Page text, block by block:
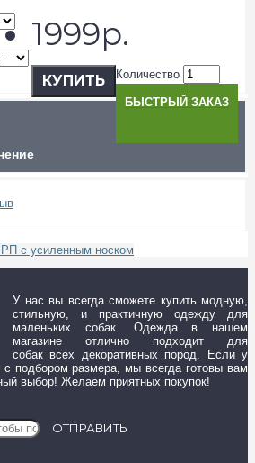
1999р.
Количество
КУПИТЬ
БЫСТРЫЙ ЗАКАЗ
с усиленным носком
У нас вы всегда сможете купить модную,
стильную, и практичную одежду для
маленьких собак. Одежда в нашем
магазине отлично подходит для
собак всех декоративных пород. Если у
с подбором размера, мы всегда готовы вам
выбор! Желаем приятных покупок!
ОТПРАВИТЬ